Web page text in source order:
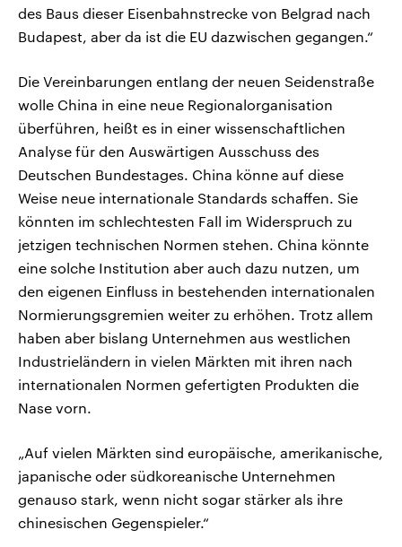
des Baus dieser Eisenbahnstrecke von Belgrad nach
Budapest, aber da ist die EU dazwischen gegangen.“
Die Vereinbarungen entlang der neuen Seidenstraße
wolle China in eine neue Regionalorganisation
überführen, heißt es in einer wissenschaftlichen
Analyse für den Auswärtigen Ausschuss des
Deutschen Bundestages. China könne auf diese
Weise neue internationale Standards schaffen. Sie
könnten im schlechtesten Fall im Widerspruch zu
jetzigen technischen Normen stehen. China könnte
eine solche Institution aber auch dazu nutzen, um
den eigenen Einfluss in bestehenden internationalen
Normierungsgremien weiter zu erhöhen. Trotz allem
haben aber bislang Unternehmen aus westlichen
Industrieländern in vielen Märkten mit ihren nach
internationalen Normen gefertigten Produkten die
Nase vorn.
„Auf vielen Märkten sind europäische, amerikanische,
japanische oder südkoreanische Unternehmen
genauso stark, wenn nicht sogar stärker als ihre
chinesischen Gegenspieler.“